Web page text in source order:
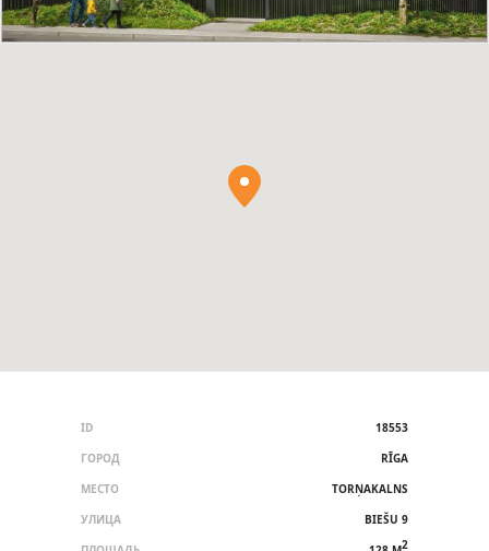
ID
18553
ГОРОД
RĪGA
МЕСТО
TORŅAKALNS
УЛИЦА
BIEŠU 9
2